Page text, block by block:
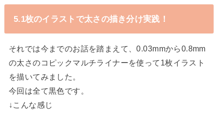
5.1枚のイラストで太さの描き分け実践！
それでは今までのお話を踏まえて、0.03mmから0.8mm
の太さのコピックマルチライナーを使って1枚イラスト
を描いてみました。
今回は全て黒色です。
↓こんな感じ